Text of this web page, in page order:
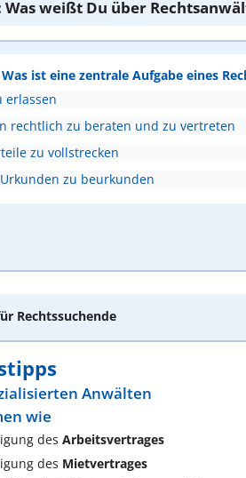
Was weißt Du über
ist eine zentrale Aufgabe eines
erlassen
rechtlich zu beraten und zu vertreten
zu vollstrecken
zu beurkunden
Rechtssuchende
Anwälten
wie
des Arbeitsvertrages
des Mietvertrages